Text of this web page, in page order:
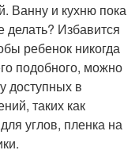
Ванну и кухню пока
делать? Избавится
ребенок никогда
подобного, можно
доступных в
таких как
углов, пленка на